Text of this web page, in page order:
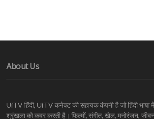
About Us
UiTV हिंदी, UiTV कनेक्ट की सहायक कंपनी है जो हिंदी भाषा में
श्रृंखला को कवर करती है। फिल्मों, संगीत, खेल, मनोरंजन, जीवन